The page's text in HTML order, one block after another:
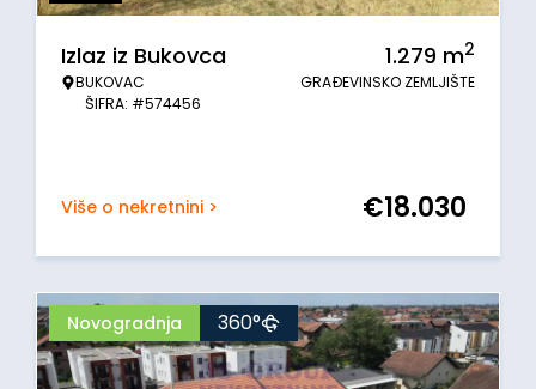
Izlaz iz Bukovca
BUKOVAC
ŠIFRA: #574456
1.279 m2
GRAĐEVINSKO ZEMLJIŠTE
Više o nekretnini > €18.030
Novogradnja 360°